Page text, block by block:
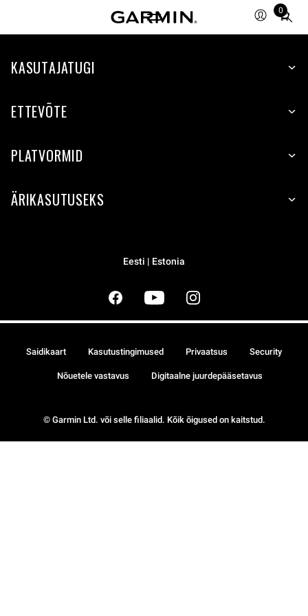
0
Total
KASUTAJATUGI
ETTEVÕTE
PLATVORMID
ÄRIKASUTUSEKS
Eesti | Estonia
© Garmin Ltd. või selle filiaalid. Kõik õigused on kaitstud.
Saidikaart Kasutustingimused Privaatsus Security
Nõuetele vastavus Digitaalne juurdepääsetavus